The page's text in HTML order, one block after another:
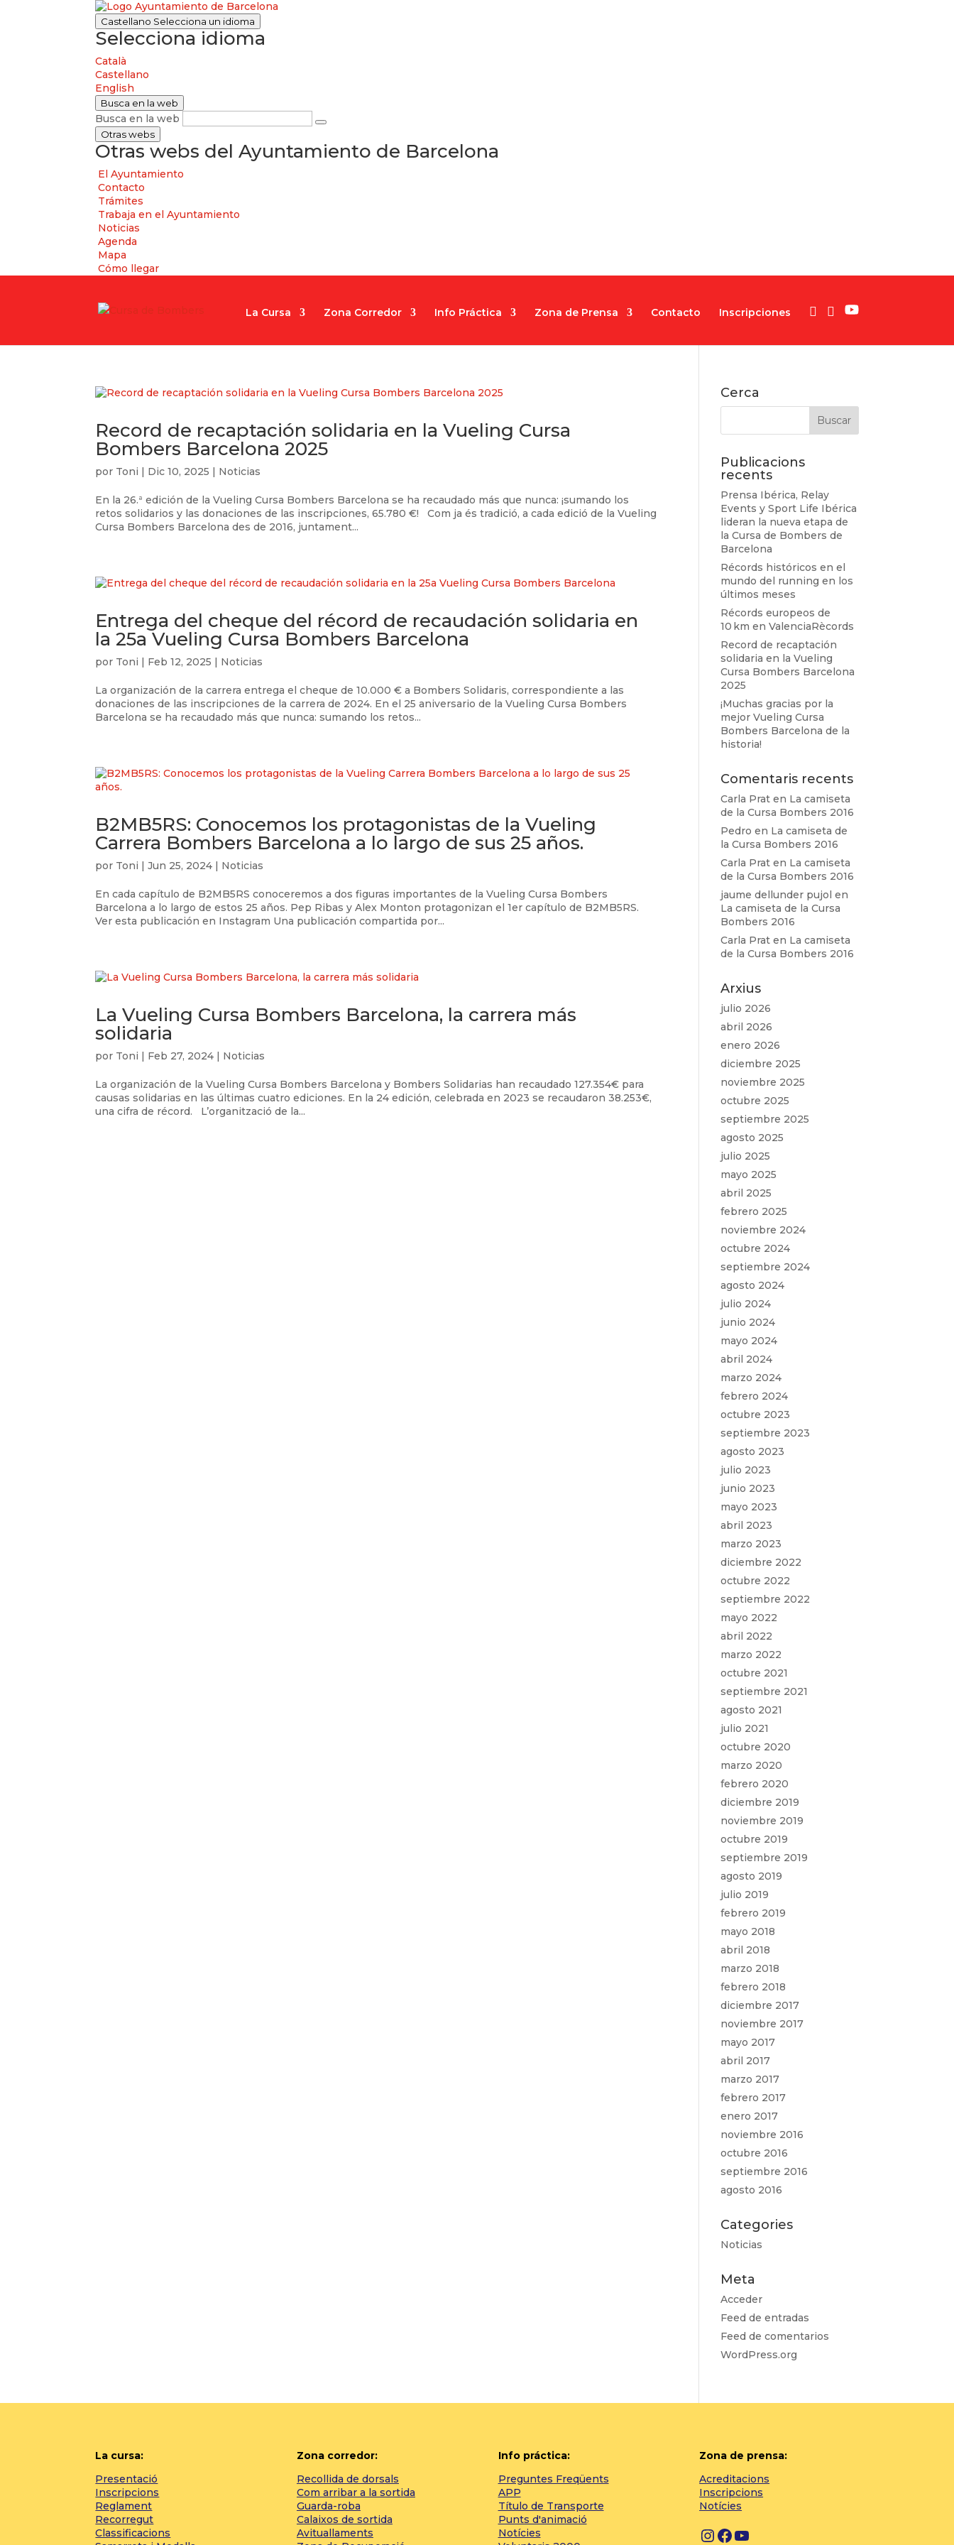
Castellano Selecciona un idioma
Selecciona idioma
Català
Castellano
English
Busca en la web
Busca en la web
Otras webs
Otras webs del Ayuntamiento de Barcelona
El Ayuntamiento
Contacto
Trámites
Trabaja en el Ayuntamiento
Noticias
Agenda
Mapa
Cómo llegar
La Cursa Zona Corredor Info Práctica Zona de Prensa Contacto Inscripciones
Record de recaptación solidaria en la Vueling Cursa
Bombers Barcelona 2025
por Toni | Dic 10, 2025 | Noticias
En la 26.ª edición de la Vueling Cursa Bombers Barcelona se ha recaudado más que nunca: ¡sumando los
retos solidarios y las donaciones de las inscripciones, 65.780 €! Com ja és tradició, a cada edició de la Vueling
Cursa Bombers Barcelona des de 2016, juntament...
Entrega del cheque del récord de recaudación solidaria en
la 25a Vueling Cursa Bombers Barcelona
por Toni | Feb 12, 2025 | Noticias
La organización de la carrera entrega el cheque de 10.000 € a Bombers Solidaris, correspondiente a las
donaciones de las inscripciones de la carrera de 2024. En el 25 aniversario de la Vueling Cursa Bombers
Barcelona se ha recaudado más que nunca: sumando los retos...
B2MB5RS: Conocemos los protagonistas de la Vueling
Carrera Bombers Barcelona a lo largo de sus 25 años.
por Toni |Jun 25, 2024 | Noticias
En cada capítulo de B2MB5RS conoceremos a dos figuras importantes de la Vueling Cursa Bombers
Barcelona a lo largo de estos 25 años. Pep Ribas y Alex Monton protagonizan el 1er capítulo de B2MB5RS.
Ver esta publicación en Instagram Una publicación compartida por...
La Vueling Cursa Bombers Barcelona, la carrera más
solidaria
por Toni | Feb 27, 2024 | Noticias
La organización de la Vueling Cursa Bombers Barcelona y Bombers Solidarias han recaudado 127.354€ para
causas solidarias en las últimas cuatro ediciones. En la 24 edición, celebrada en 2023 se recaudaron 38.253€,
una cifra de récord. L’organització de la...
Cerca
Publicacions
recents
Prensa Ibérica, Relay
Events y Sport Life Ibérica
lideran la nueva etapa de
la Cursa de Bombers de
Barcelona
Récords históricos en el
mundo del running en los
últimos meses
Récords europeos de
10 km en ValenciaRècords
Record de recaptación
solidaria en la Vueling
Cursa Bombers Barcelona
2025
¡Muchas gracias por la
mejor Vueling Cursa
Bombers Barcelona de la
historia!
Comentaris recents
Carla Prat en La camiseta
de la Cursa Bombers 2016
Pedro en La camiseta de
la Cursa Bombers 2016
Carla Prat en La camiseta
de la Cursa Bombers 2016
jaume dellunder pujol en
La camiseta de la Cursa
Bombers 2016
Carla Prat en La camiseta
de la Cursa Bombers 2016
Arxius
julio 2026
abril 2026
enero 2026
diciembre 2025
noviembre 2025
octubre 2025
septiembre 2025
agosto 2025
julio 2025
mayo 2025
abril 2025
febrero 2025
noviembre 2024
octubre 2024
septiembre 2024
agosto 2024
julio 2024
junio 2024
mayo 2024
abril 2024
marzo 2024
febrero 2024
octubre 2023
septiembre 2023
agosto 2023
julio 2023
junio 2023
mayo 2023
abril 2023
marzo 2023
diciembre 2022
octubre 2022
septiembre 2022
mayo 2022
abril 2022
marzo 2022
octubre 2021
septiembre 2021
agosto 2021
julio 2021
octubre 2020
marzo 2020
febrero 2020
diciembre 2019
noviembre 2019
octubre 2019
septiembre 2019
agosto 2019
julio 2019
febrero 2019
mayo 2018
abril 2018
marzo 2018
febrero 2018
diciembre 2017
noviembre 2017
mayo 2017
abril 2017
marzo 2017
febrero 2017
enero 2017
noviembre 2016
octubre 2016
septiembre 2016
agosto 2016
Categories
Noticias
Meta
Acceder
Feed de entradas
Feed de comentarios
WordPress.org
La cursa:
Presentació
Inscripcions
Reglament
Recorregut
Classificacions
Zona corredor:
Recollida de dorsals
Com arribar a la sortida
Guarda-roba
Calaixos de sortida
Avituallaments
Info práctica:
Preguntes Freqüents
APP
Título de Transporte
Punts d'animació
Notícies
Zona de prensa:
Acreditacions
Inscripcions
Notícies
InstagramFacebook YouTube